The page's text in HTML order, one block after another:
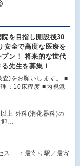
を目指し開設後30
安全で高度な医療を
ン！ 将来的な世代
先生を募集！
)をお願いします。 ■
：10床程度 ■内視鏡
上 外科(消化器科)の
迎…
：最寄り駅／最寄